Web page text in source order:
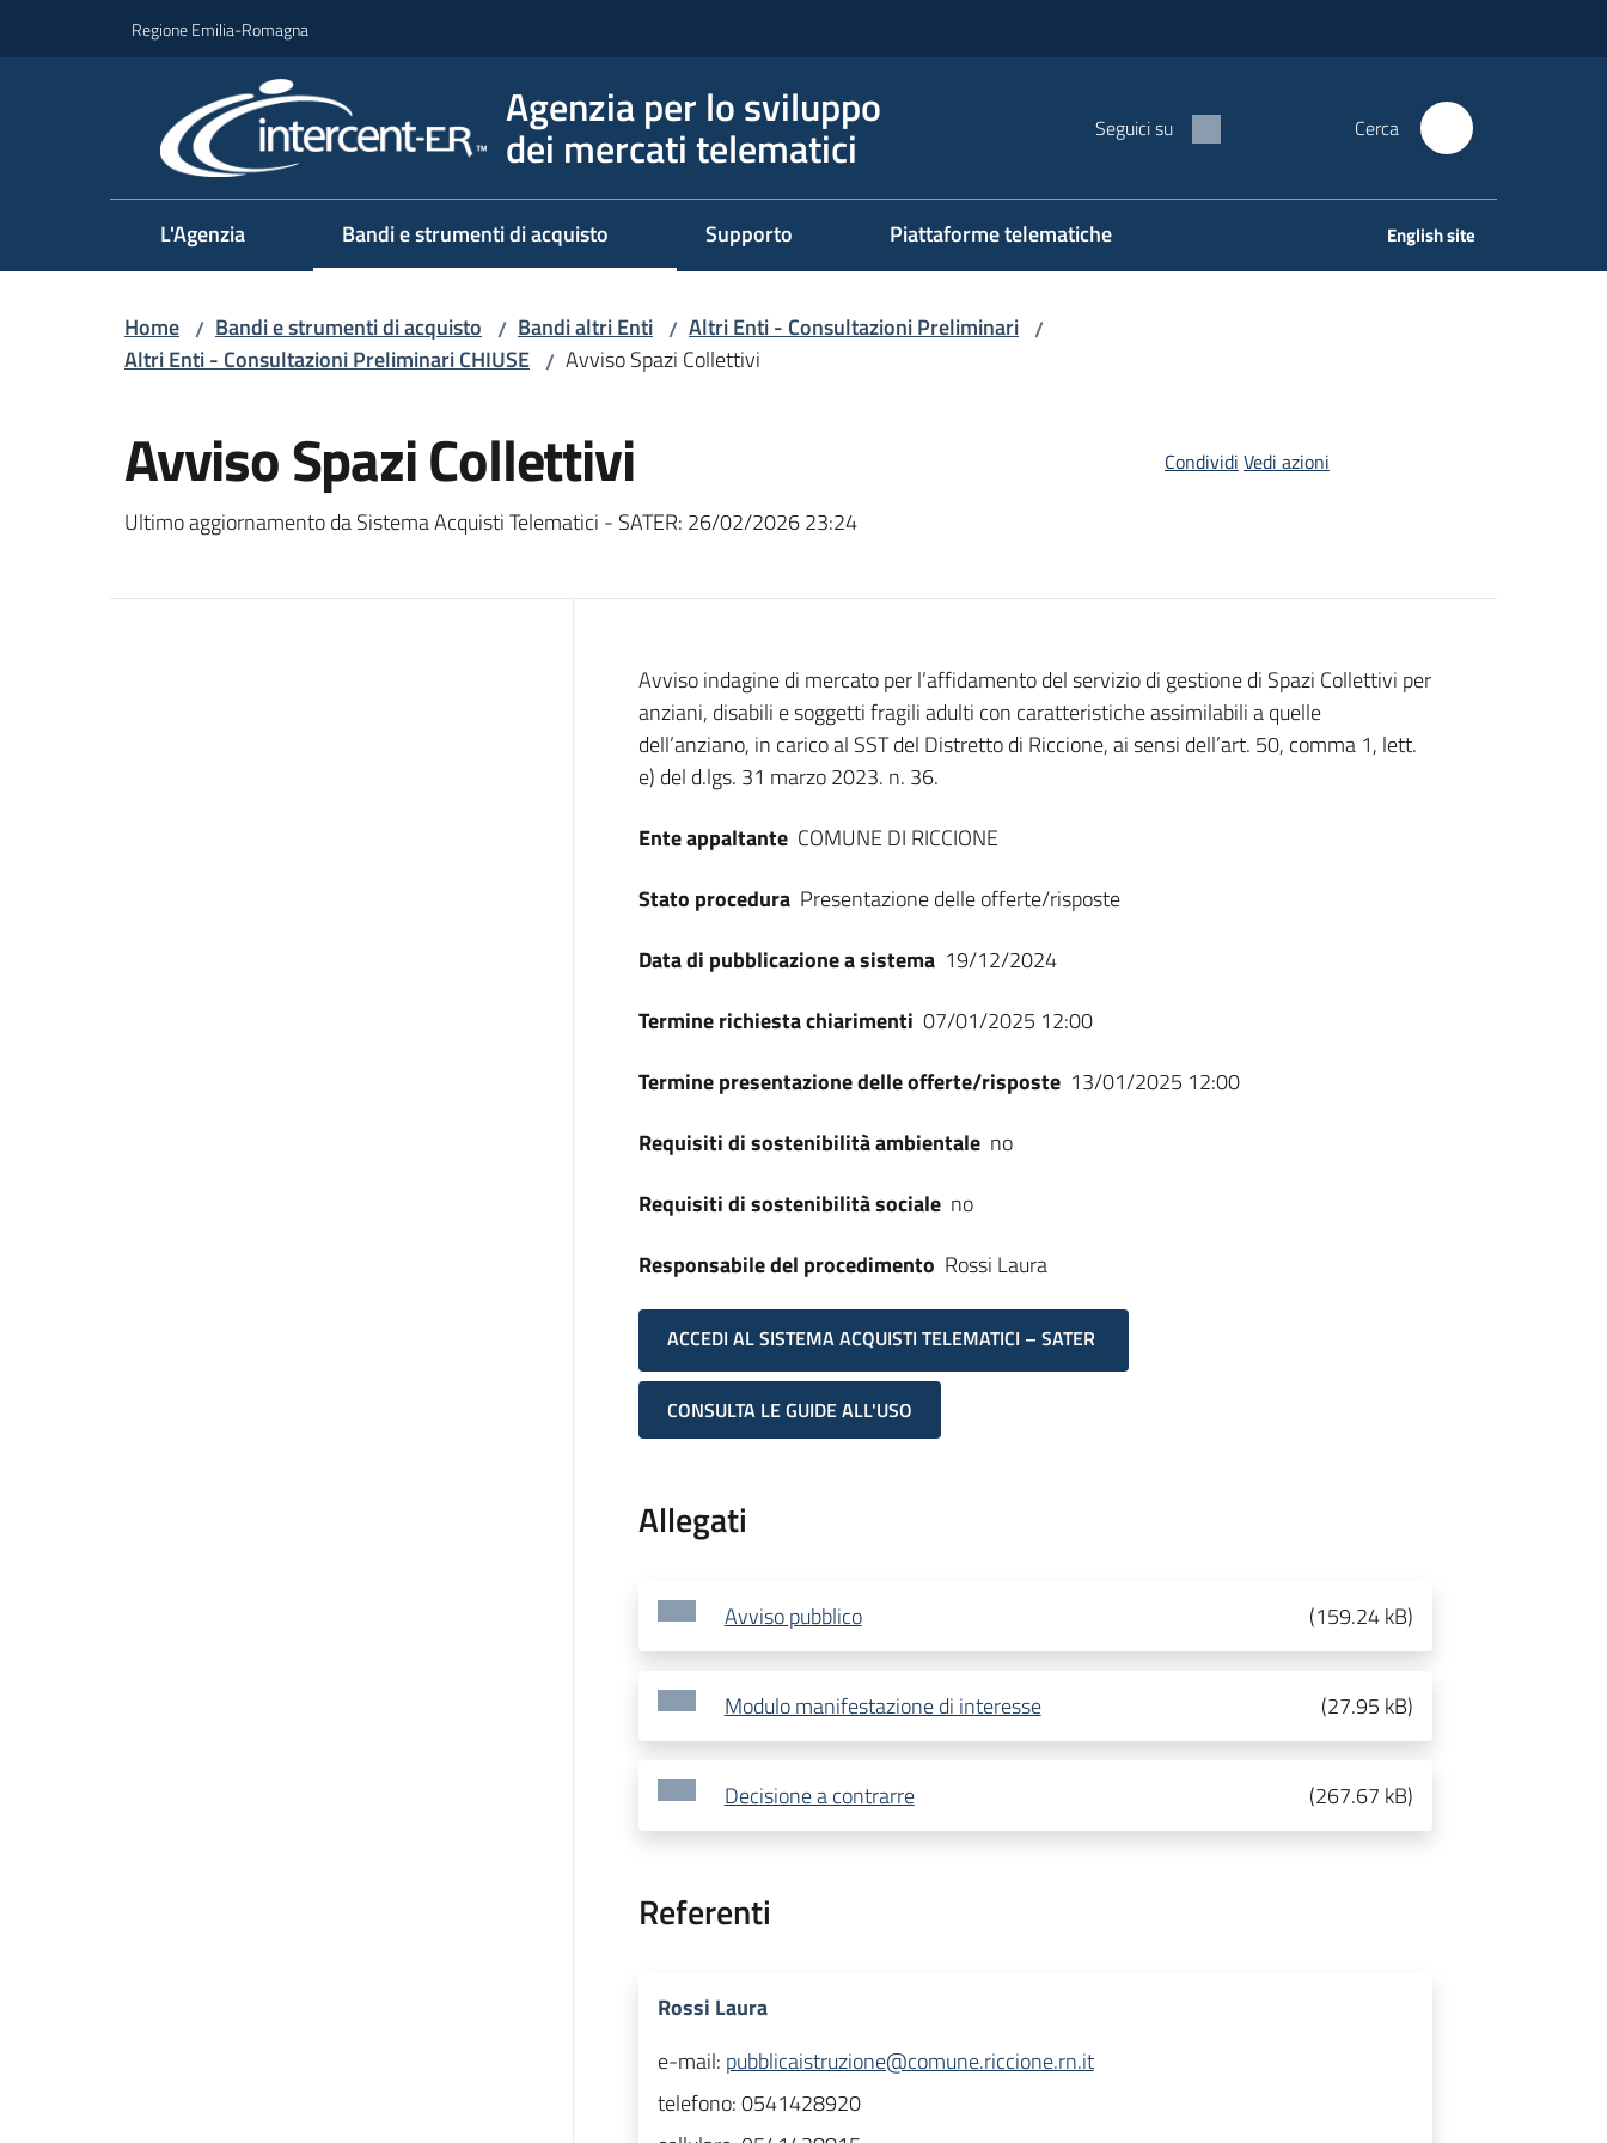
Regione Emilia-Romagna
Agenzia per lo sviluppo
dei mercati telematici Seguici su Cerca
L'Agenzia Bandi e strumenti di acquisto Supporto Piattaforme telematiche English site
Home / Bandi e strumenti di acquisto / Bandi altri Enti / Altri Enti - Consultazioni Preliminari /
Altri Enti - Consultazioni Preliminari CHIUSE / Avviso Spazi Collettivi
Avviso Spazi Collettivi
Ultimo aggiornamento da Sistema Acquisti Telematici - SATER: 26/02/2026 23:24
Condividi Vedi azioni
Dati del bando
Avviso indagine di mercato per l’affidamento del servizio di gestione di Spazi Collettivi per
anziani, disabili e soggetti fragili adulti con caratteristiche assimilabili a quelle
dell’anziano, in carico al SST del Distretto di Riccione, ai sensi dell’art. 50, comma 1, lett.
e) del d.lgs. 31 marzo 2023. n. 36.
Ente appaltante COMUNE DI RICCIONE
Stato procedura Presentazione delle offerte/risposte
Data di pubblicazione a sistema 19/12/2024
Termine richiesta chiarimenti 07/01/2025 12:00
Termine presentazione delle offerte/risposte 13/01/2025 12:00
Requisiti di sostenibilità ambientale no
Requisiti di sostenibilità sociale no
Responsabile del procedimento Rossi Laura
ACCEDI AL SISTEMA ACQUISTI TELEMATICI – SATER
CONSULTA LE GUIDE ALL'USO
Allegati
Avviso pubblico (159.24 kB)
Modulo manifestazione di interesse (27.95 kB)
Decisione a contrarre (267.67 kB)
Referenti
Rossi Laura
e-mail: pubblicaistruzione@comune.riccione.rn.it
telefono:0541428920